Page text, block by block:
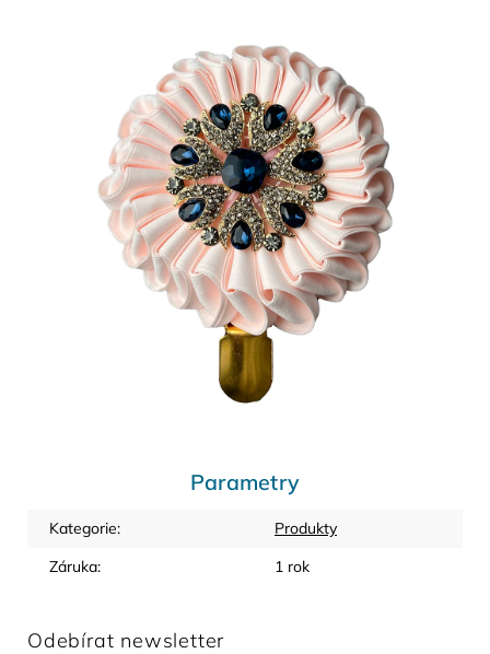
Parametry
Kategorie:
Produkty
Záruka: 1 rok
Odebírat newsletter